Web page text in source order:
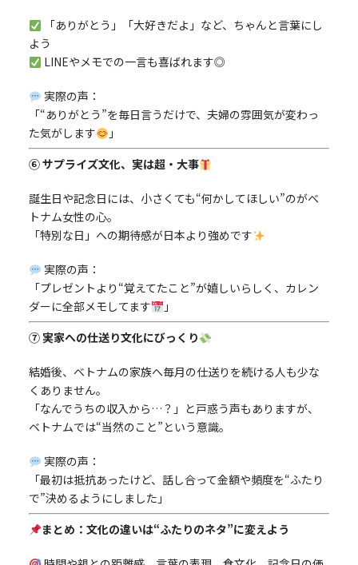
「ありがとう」「大好きだよ」など、ちゃんと言葉にし
よう
LINEやメモでの一言も喜ばれます◎
実際の声：
「“ありがとう”を毎日言うだけで、夫婦の雰囲気が変わっ
た気がします
」
⑥ サプライズ文化、実は超・大事
誕生日や記念日には、小さくても“何かしてほしい”のがベ
トナム女性の心。
「特別な日」への期待感が日本より強めです
実際の声：
「プレゼントより“覚えてたこと”が嬉しいらしく、カレン
ダーに全部メモしてます
」
⑦ 実家への仕送り文化にびっくり
結婚後、ベトナムの家族へ毎月の仕送りを続ける人も少な
くありません。
「なんでうちの収入から…？」と戸惑う声もありますが、
ベトナムでは“当然のこと”という意識。
実際の声：
「最初は抵抗あったけど、話し合って金額や頻度を“ふたり
で”決めるようにしました」
まとめ：文化の違いは“ふたりのネタ”に変えよう